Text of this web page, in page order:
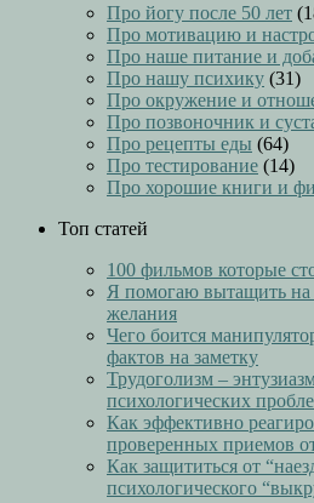
Про йогу после 50 лет
Про мотивацию и
Про наше питание и
Про нашу психику (31)
Про окружение и
Про позвоночник и
Про рецепты еды (64)
Про тестирование (14)
Про хорошие книги и
Топ статей
100 фильмов которые
Я помогаю вытащить
желания
Чего боится
фактов на заметку
Трудоголизм –
психологических
Как эффективно
проверенных приемов
Как защититься от
психологического